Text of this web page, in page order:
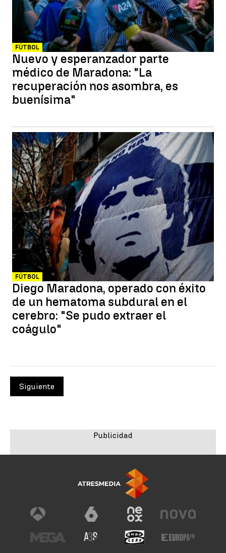
FÚTBOL
Nuevo y esperanzador parte
médico de Maradona: "La
recuperación nos asombra, es
buenísima"
FÚTBOL
Diego Maradona, operado con éxito
de un hematoma subdural en el
cerebro: "Se pudo extraer el
coágulo"
Siguiente